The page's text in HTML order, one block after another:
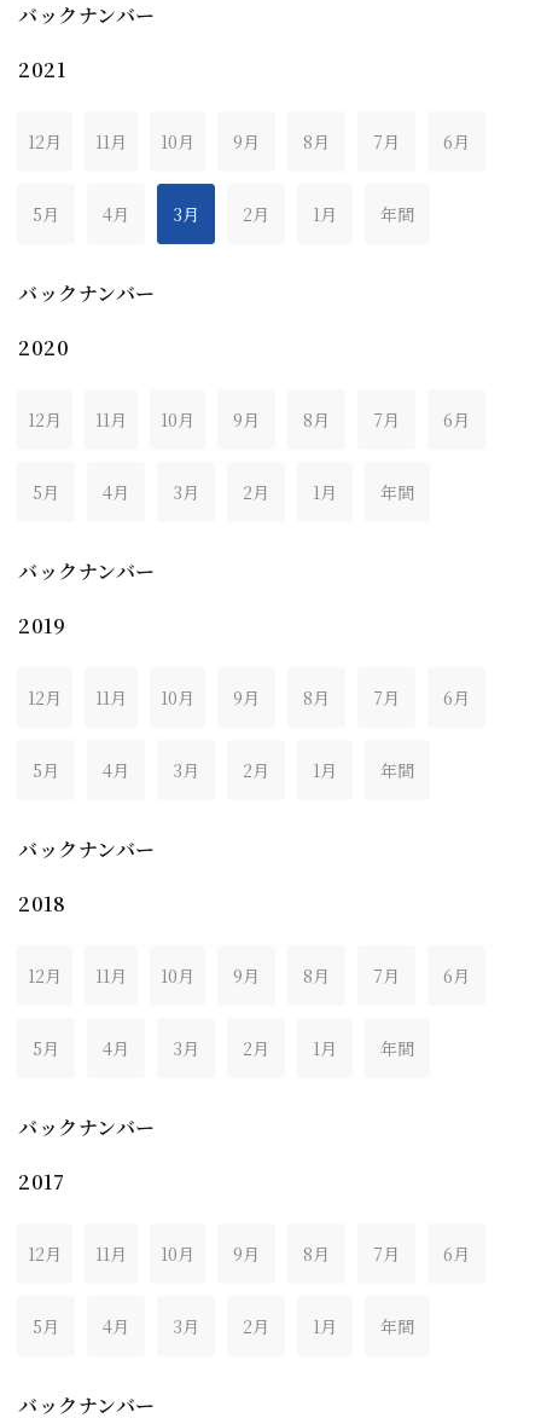
バックナンバー
2021
12月 11月 10月 9月 8月 7月 6月
5月 4月 3月 2月 1月 年間
バックナンバー
2020
12月 11月 10月 9月 8月 7月 6月
5月 4月 3月 2月 1月 年間
バックナンバー
2019
12月 11月 10月 9月 8月 7月 6月
5月 4月 3月 2月 1月 年間
バックナンバー
2018
12月 11月 10月 9月 8月 7月 6月
5月 4月 3月 2月 1月 年間
バックナンバー
2017
12月 11月 10月 9月 8月 7月 6月
5月 4月 3月 2月 1月 年間
バックナンバー